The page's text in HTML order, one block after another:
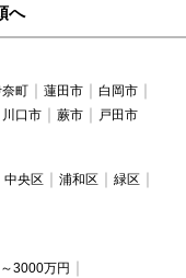
へ
町 蓮田市
白岡市
川口市 蕨市 戸田市
中央区 浦和区
緑区
3000万円